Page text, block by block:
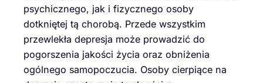
psychicznego, jak i fizycznego osoby
dotkniętej tą chorobą. Przede wszystkim
przewlekła depresja może prowadzić do
pogorszenia jakości życia oraz obniżenia
ogólnego samopoczucia. Osoby cierpiące na